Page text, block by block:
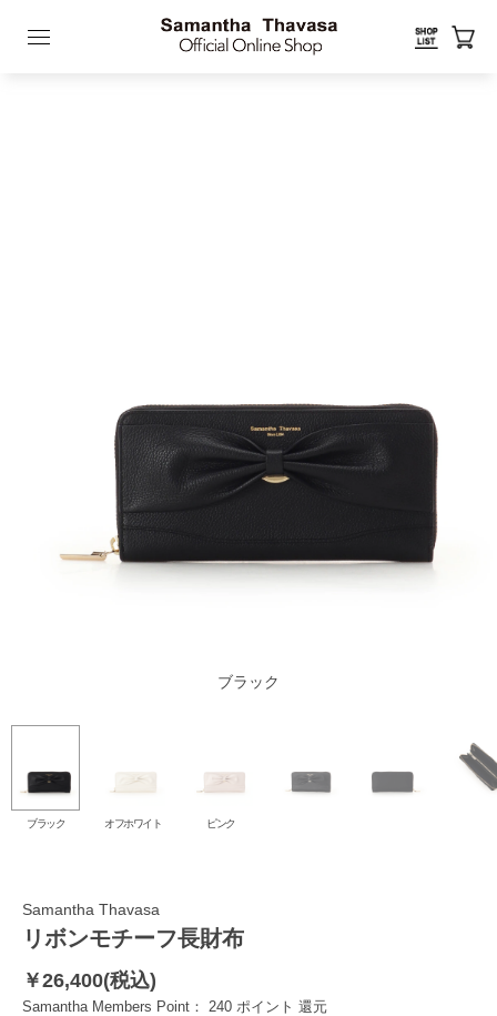
ブラック
オフホワイト
ピンク
ブラック オフホワイト ピンク
Samantha Thavasa
リボンモチーフ長財布
￥26,400(税込)
Samantha Members Point： 240 ポイント 還元